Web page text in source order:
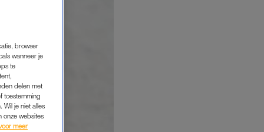
browser
wanneer je
te
delen met
toestemming
Wil je niet alles
onze websites
meer